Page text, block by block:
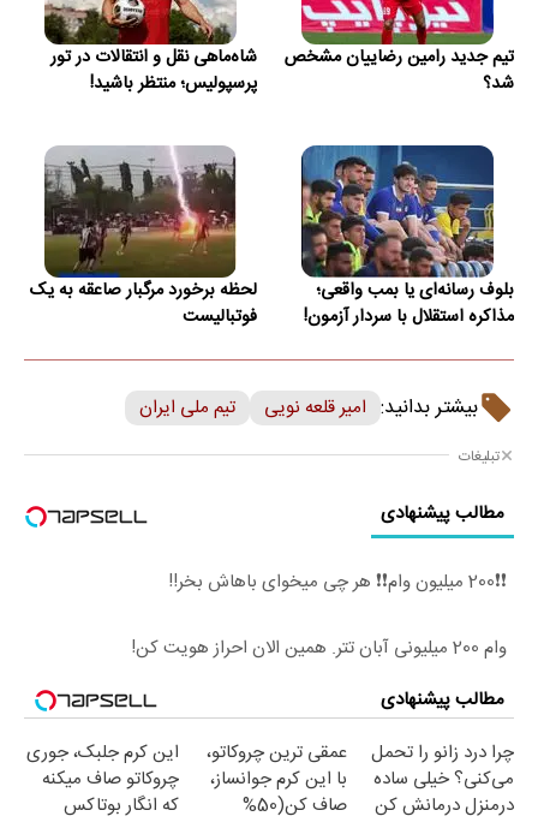
تیم جدید رامین رضاییان مشخص
شد؟
شاه‌ماهی نقل و انتقالات در تور
پرسپولیس؛ منتظر باشید!
بلوف رسانه‌ای یا بمب واقعی؛
مذاکره استقلال با سردار آزمون!
لحظه برخورد مرگبار صاعقه به یک
فوتبالیست
بیشتر بدانید: امیر قلعه نویی تیم ملی ایران
تبلیغات
مطالب پیشنهادی
❗❗200 میلیون وام❗❗ هر چی میخوای باهاش بخر!!
وام 200 میلیونی آبان تتر. همین الان احراز هویت کن!
مطالب پیشنهادی
چرا درد زانو را تحمل
می‌کنی؟ خیلی ساده
درمنزل درمانش کن
عمقی ترین چروکاتو،
با این کرم جوانساز،
صاف کن(50%
این کرم جلبک، جوری
چروکاتو صاف میکنه
که انگار بوتاکس